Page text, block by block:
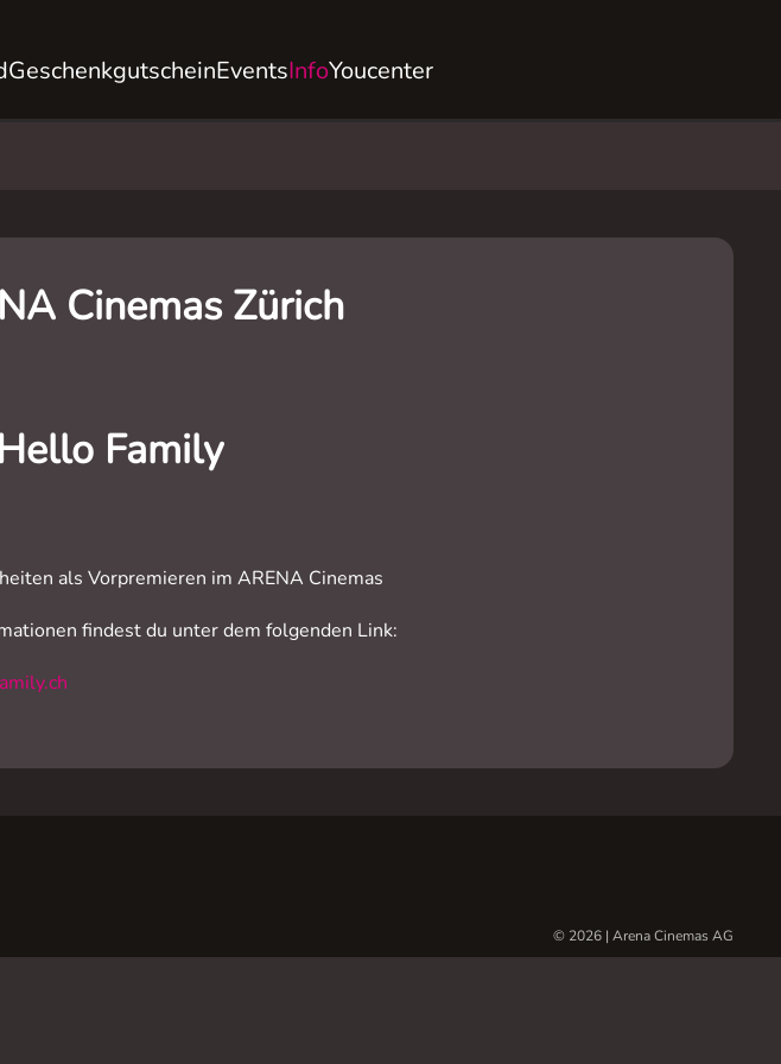
GeschenkgutscheinEventsInfoYoucenter
Cinemas Zürich
Family
als Vorpremieren im ARENA Cinemas
findest du unter dem folgenden Link:
© 2026 | Arena Cinemas AG